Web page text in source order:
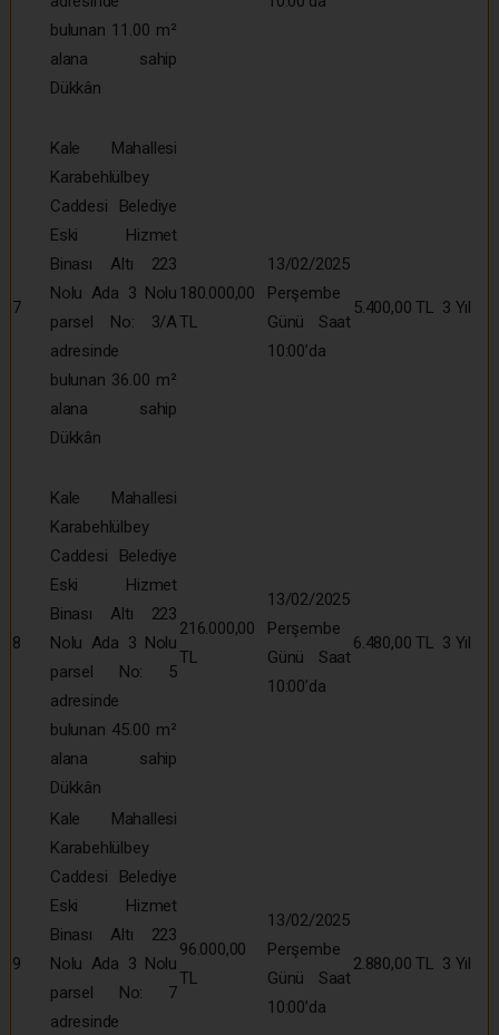
bulunan 11.00 m²
alana sahip
Dükkân
7
Kale Mahallesi
Karabehlülbey
Caddesi Belediye
Eski Hizmet
Binası Altı 223
Nolu Ada 3 Nolu
parsel No: 3/A
adresinde
bulunan 36.00 m²
alana sahip
Dükkân
180.000,00
TL
13/02/2025
Perşembe
Günü Saat
10:00’da
5.400,00 TL 3 Yıl
8
Kale Mahallesi
Karabehlülbey
Caddesi Belediye
Eski Hizmet
Binası Altı 223
Nolu Ada 3 Nolu
parsel No: 5
adresinde
bulunan 45.00 m²
alana sahip
Dükkân
216.000,00
TL
13/02/2025
Perşembe
Günü Saat
10:00’da
6.480,00 TL 3 Yıl
9
Kale Mahallesi
Karabehlülbey
Caddesi Belediye
Eski Hizmet
Binası Altı 223
Nolu Ada 3 Nolu
parsel No: 7
adresinde
96.000,00
TL
13/02/2025
Perşembe
Günü Saat
10:00’da
2.880,00 TL 3 Yıl